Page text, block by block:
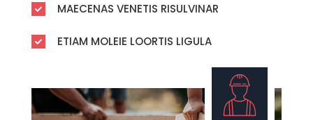
 MAECENAS VENETIS RISULVINAR
 ETIAM MOLEIE LOORTIS LIGULA